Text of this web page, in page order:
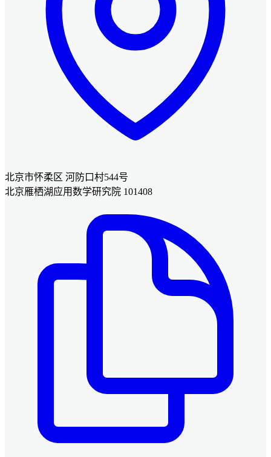
北京市怀柔区 河防口村544号
北京雁栖湖应用数学研究院 101408